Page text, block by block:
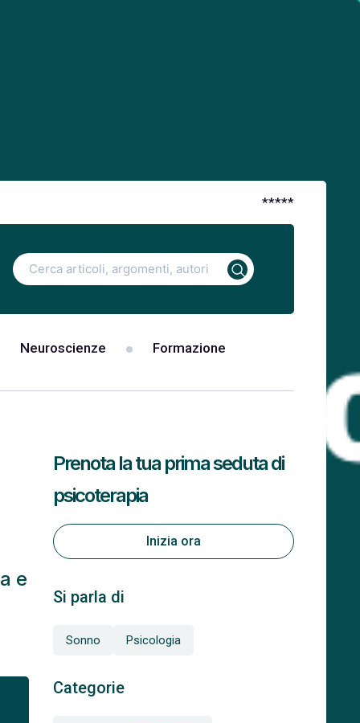
*****
Ricerca
per:
Neuroscienze Formazione
e
Si parla di
Sonno Psicologia
Categorie
Prenota la tua prima seduta di
psicoterapia
Inizia ora